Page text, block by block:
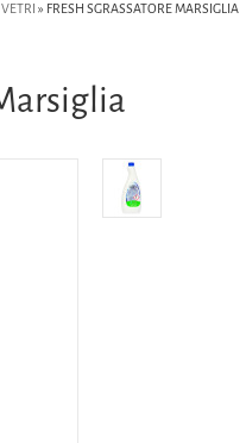
» FRESH SGRASSATORE MARSIGLIA